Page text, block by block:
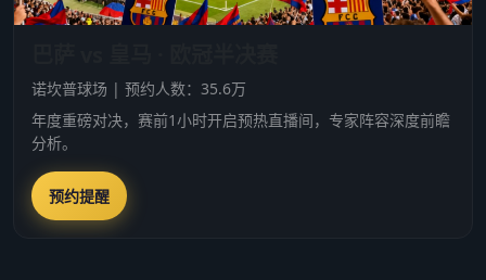
诺坎普球场 | 预约人数：35.6万
年度重磅对决，赛前1小时开启预热直播间，专家阵容深度前瞻
分析。
预约提醒